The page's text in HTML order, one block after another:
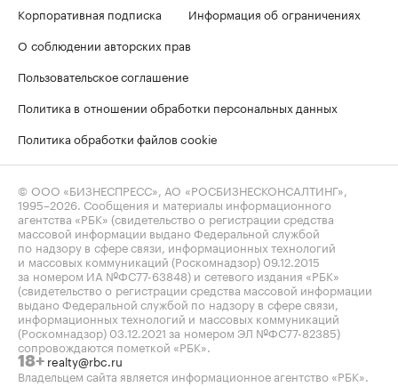
Корпоративная подписка
Информация об ограничениях
О соблюдении авторских прав
Пользовательское соглашение
Политика в отношении обработки персональных данных
Политика обработки файлов cookie
© ООО «БИЗНЕСПРЕСС», АО «РОСБИЗНЕСКОНСАЛТИНГ»,
1995–2026 . Сообщения и материалы информационного
агентства «РБК» (свидетельство о регистрации средства
массовой информации выдано Федеральной службой
по надзору в сфере связи, информационных технологий
и массовых коммуникаций (Роскомнадзор) 09.12.2015
за номером ИА №ФС77-63848) и сетевого издания «РБК»
(свидетельство о регистрации средства массовой информации
выдано Федеральной службой по надзору в сфере связи,
информационных технологий и массовых коммуникаций
(Роскомнадзор) 03.12.2021 за номером ЭЛ №ФС77-82385)
сопровождаются пометкой «РБК».
18+ realty@rbc.ru
Владельцем сайта является информационное агентство «РБК».